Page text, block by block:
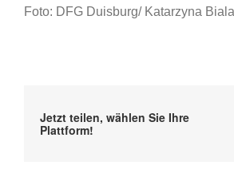
Foto: DFG Duisburg/ Katarzyna
Jetzt teilen, wählen Sie Ihre
Plattform!